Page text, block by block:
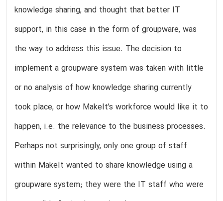
knowledge sharing, and thought that better IT
support, in this case in the form of groupware, was
the way to address this issue. The decision to
implement a groupware system was taken with little
or no analysis of how knowledge sharing currently
took place, or how MakeIt’s workforce would like it to
happen, i.e. the relevance to the business processes.
Perhaps not surprisingly, only one group of staff
within MakeIt wanted to share knowledge using a
groupware system; they were the IT staff who were